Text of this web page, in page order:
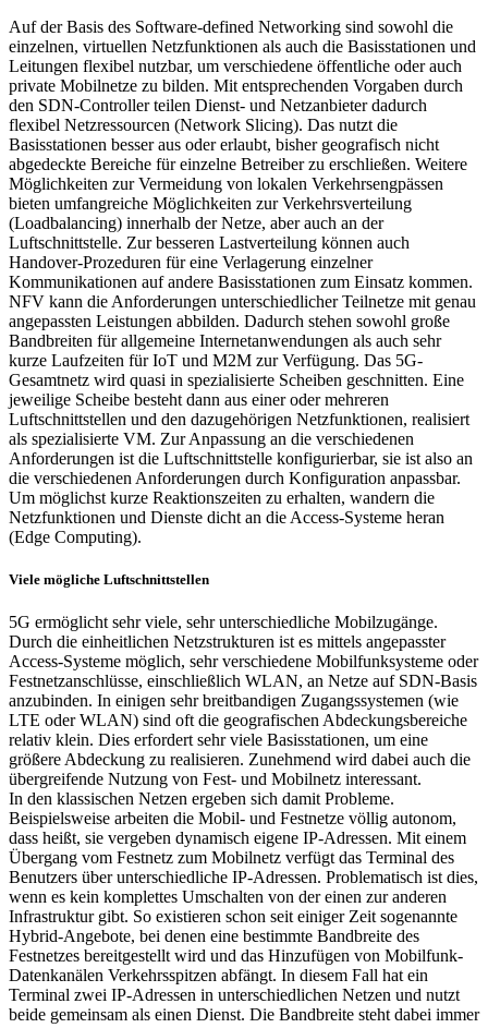
Auf der Basis des Software-defined Networking sind sowohl die
einzelnen, virtuellen Netzfunktionen als auch die Basisstationen und
Leitungen flexibel nutzbar, um verschiedene öffentliche oder auch
private Mobilnetze zu bilden. Mit entsprechenden Vorgaben durch
den SDN-Controller teilen Dienst- und Netzanbieter dadurch
flexibel Netzressourcen (Network Slicing). Das nutzt die
Basisstationen besser aus oder erlaubt, bisher geografisch nicht
abgedeckte Bereiche für einzelne Betreiber zu erschließen. Weitere
Möglichkeiten zur Vermeidung von lokalen Verkehrsengpässen
bieten umfangreiche Möglichkeiten zur Verkehrsverteilung
(Loadbalancing) innerhalb der Netze, aber auch an der
Luftschnittstelle. Zur besseren Lastverteilung können auch
Handover-Prozeduren für eine Verlagerung einzelner
Kommunikationen auf andere Basisstationen zum Einsatz kommen.
NFV kann die Anforderungen unterschiedlicher Teilnetze mit genau
angepassten Leistungen abbilden. Dadurch stehen sowohl große
Bandbreiten für allgemeine Internetanwendungen als auch sehr
kurze Laufzeiten für IoT und M2M zur Verfügung. Das 5G-
Gesamtnetz wird quasi in spezialisierte Scheiben geschnitten. Eine
jeweilige Scheibe besteht dann aus einer oder mehreren
Luftschnittstellen und den dazugehörigen Netzfunktionen, realisiert
als spezialisierte VM. Zur Anpassung an die verschiedenen
Anforderungen ist die Luftschnittstelle konfigurierbar, sie ist also an
die verschiedenen Anforderungen durch Konfiguration anpassbar.
Um möglichst kurze Reaktionszeiten zu erhalten, wandern die
Netzfunktionen und Dienste dicht an die Access-Systeme heran
(Edge Computing).
Viele mögliche Luftschnittstellen
5G ermöglicht sehr viele, sehr unterschiedliche Mobilzugänge.
Durch die einheitlichen Netzstrukturen ist es mittels angepasster
Access-Systeme möglich, sehr verschiedene Mobilfunksysteme oder
Festnetzanschlüsse, einschließlich WLAN, an Netze auf SDN-Basis
anzubinden. In einigen sehr breitbandigen Zugangssystemen (wie
LTE oder WLAN) sind oft die geografischen Abdeckungsbereiche
relativ klein. Dies erfordert sehr viele Basisstationen, um eine
größere Abdeckung zu realisieren. Zunehmend wird dabei auch die
übergreifende Nutzung von Fest- und Mobilnetz interessant.
In den klassischen Netzen ergeben sich damit Probleme.
Beispielsweise arbeiten die Mobil- und Festnetze völlig autonom,
dass heißt, sie vergeben dynamisch eigene IP-Adressen. Mit einem
Übergang vom Festnetz zum Mobilnetz verfügt das Terminal des
Benutzers über unterschiedliche IP-Adressen. Problematisch ist dies,
wenn es kein komplettes Umschalten von der einen zur anderen
Infrastruktur gibt. So existieren schon seit einiger Zeit sogenannte
Hybrid-Angebote, bei denen eine bestimmte Bandbreite des
Festnetzes bereitgestellt wird und das Hinzufügen von Mobilfunk-
Datenkanälen Verkehrsspitzen abfängt. In diesem Fall hat ein
Terminal zwei IP-Adressen in unterschiedlichen Netzen und nutzt
beide gemeinsam als einen Dienst. Die Bandbreite steht dabei immer